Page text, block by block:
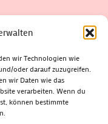
wir Technologien wie
oder darauf zuzugreifen.
wir Daten wie das
verarbeiten. Wenn du
können bestimmte
HITZE
JAZZ
KABARETT
SUHLER REIHE
MEININGEN
SCHULWEG
SUHL